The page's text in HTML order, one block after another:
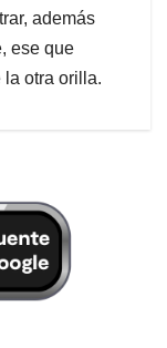
además
ese que
otra orilla.